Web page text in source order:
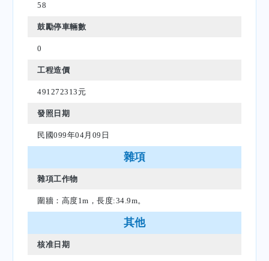
58
鼓勵停車輛數
0
工程造價
491272313元
發照日期
民國099年04月09日
雜項
雜項工作物
圍牆：高度1m，長度:34.9m。
其他
核准日期